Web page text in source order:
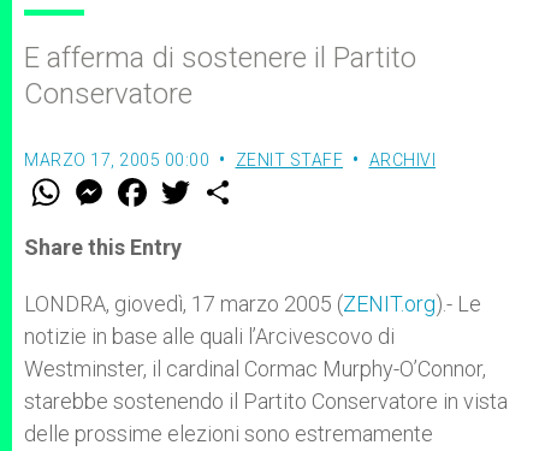
E afferma di sostenere il Partito
Conservatore
MARZO 17, 2005 00:00 ZENIT STAFF ARCHIVI
W
t
s
p
p
M
e
s
e
g
e
r
F
a
e
b
o
k
w
r
Share this Entry
LONDRA, giovedì, 17 marzo 2005 (ZENIT.org).- Le
notizie in base alle quali l’Arcivescovo di
Westminster, il cardinal Cormac Murphy-O’Connor,
starebbe sostenendo il Partito Conservatore in vista
delle prossime elezioni sono estremamente